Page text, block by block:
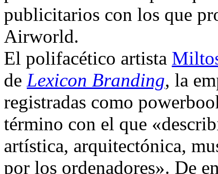
publicitarios con los que
Airworld.
El polifacético artista
de Lexicon Branding, la
registradas como
término con el que
artística, arquitectónica,
por los ordenadores». De